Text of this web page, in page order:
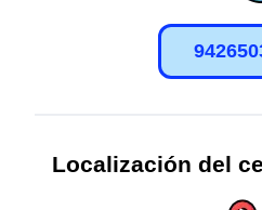
Localización del